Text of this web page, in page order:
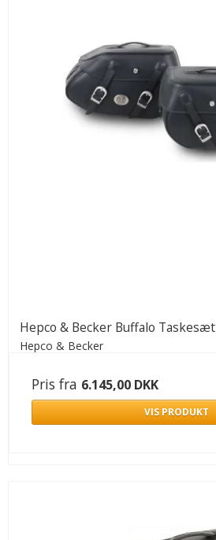
Hepco & Becker Buffalo Taskesæt
Hepco & Becker
Pris fra 6.145,00 DKK
VIS PRODUKT